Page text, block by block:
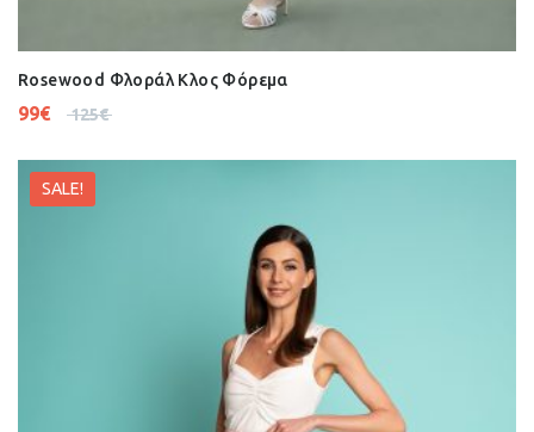
Rosewood Φλοράλ Κλος Φόρεμα
125€
99€
SALE!